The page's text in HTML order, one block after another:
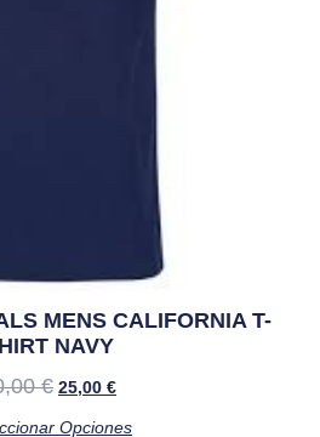
MENS CALIFORNIA T-
NAVY
€ 25,00 €
Opciones